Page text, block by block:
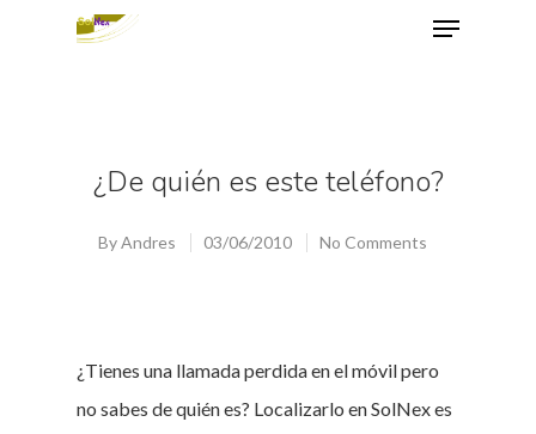
¿De quién es este teléfono?
ByAndres 03/06/2010 No Comments
¿Tienes una llamada perdida en el móvil pero
no sabes de quién es? Localizarlo en SolNex es